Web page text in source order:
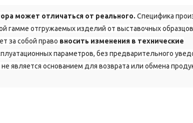
может отличаться от реального. Специфика
гамме отгружаемых изделий от выставочных
за собой право вносить изменения в технические
параметров, без предварительного
является основанием для возврата или обмена